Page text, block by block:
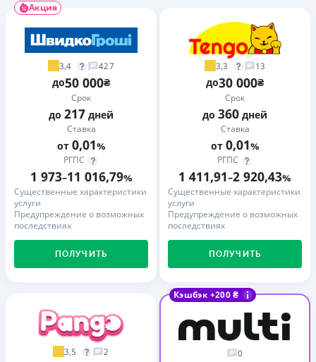
Акция
3,4 427
до50 000₴
Срок
до 217 дней
Ставка
от 0,01%
РГПС
1 973–11 016,79%
Существенные характеристики
услуги
Предупреждение о возможных
последствиях
ПОЛУЧИТЬ
3,3 13
до30 000₴
Срок
до 360 дней
Ставка
от 0,01%
РГПС
1 411,91–2 920,43%
Существенные характеристики
услуги
Предупреждение о возможных
последствиях
ПОЛУЧИТЬ
3,5 2
Кэшбэк +200 ₴
0